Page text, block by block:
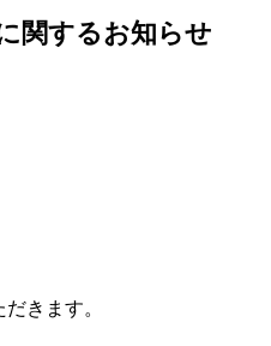
関するお知らせ
きます。